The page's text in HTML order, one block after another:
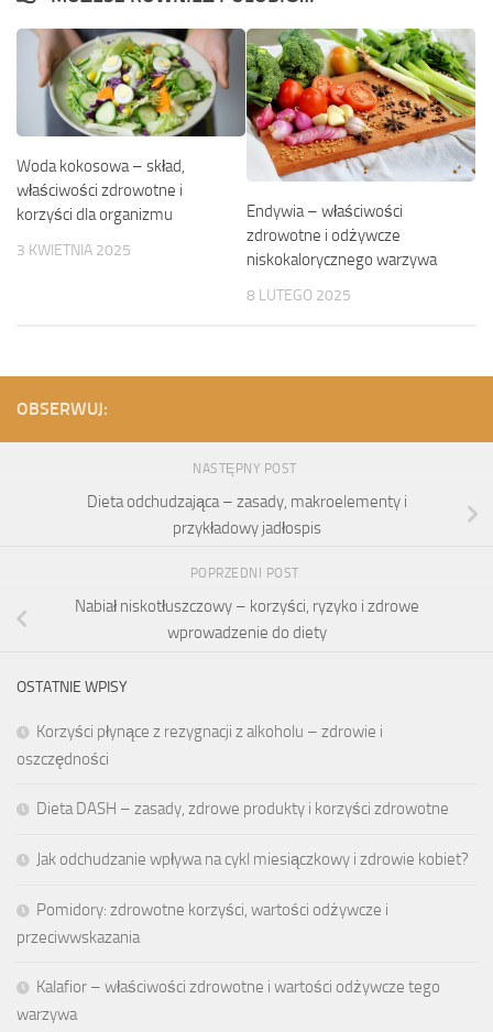
Woda kokosowa – skład,
właściwości zdrowotne i
korzyści dla organizmu
3 KWIETNIA 2025
Endywia – właściwości
zdrowotne i odżywcze
niskokalorycznego warzywa
8 LUTEGO 2025
OBSERWUJ:
NASTĘPNY POST
Dieta odchudzająca – zasady, makroelementy i
przykładowy jadłospis
POPRZEDNI POST
Nabiał niskotłuszczowy – korzyści, ryzyko i zdrowe
wprowadzenie do diety
OSTATNIE WPISY
Korzyści płynące z rezygnacji z alkoholu – zdrowie i
oszczędności
Dieta DASH – zasady, zdrowe produkty i korzyści zdrowotne
Jak odchudzanie wpływa na cykl miesiączkowy i zdrowie kobiet?
Pomidory: zdrowotne korzyści, wartości odżywcze i
przeciwwskazania
Kalafior – właściwości zdrowotne i wartości odżywcze tego
warzywa